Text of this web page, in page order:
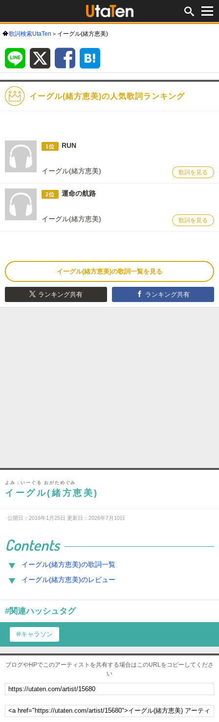
歌詞検索UtaTen イーグル(緒方恵美)
LINE Facebook
ク
ー
イーグル(緒方恵美)の人気歌詞ランキング
1位 RUN
イーグル(緒方恵美) 歌詞を見る
2位 運命の航路
イーグル(緒方恵美) 歌詞を見る
イーグル(緒方恵美)の歌詞一覧を見る
ランキング共有 ランキング共有
よみ：いーぐる おがためぐみ
イーグル(緒方恵美)
公開日：2016年1月25日 更新日：2026年7月10日
Contents
イーグル(緒方恵美)の歌詞一覧
イーグル(緒方恵美)のレビュー
#関連ハッシュタグ
キャラソン
ブログやHPでこのアーティストを共有する場合はこのURLをコピーしてくださ
い